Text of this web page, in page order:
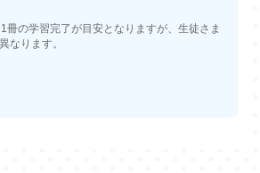
冊の学習完了が目安となりますが、生徒さま
なります。